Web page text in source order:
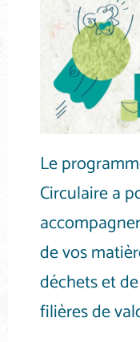
Le
Circulaire a
de vos
déchets et
filières de